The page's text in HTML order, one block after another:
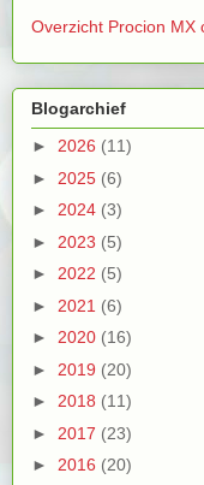
Overzicht Procion MX
Blogarchief
► 2026 (11)
► 2025 (6)
► 2024 (3)
► 2023 (5)
► 2022 (5)
► 2021 (6)
► 2020 (16)
► 2019 (20)
► 2018 (11)
► 2017 (23)
► 2016 (20)